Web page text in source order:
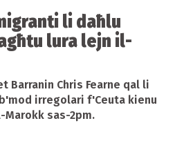
li daħlu
lura lejn il-
Chris Fearne qal li
irregolari f'Ceuta kienu
sas-2pm.